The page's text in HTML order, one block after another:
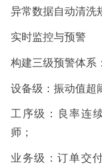
异常数据自动清洗
实时监控与预警
构建三级预警体系：
设备级：振动值超
工序级：良率连
师；
业务级：订单交